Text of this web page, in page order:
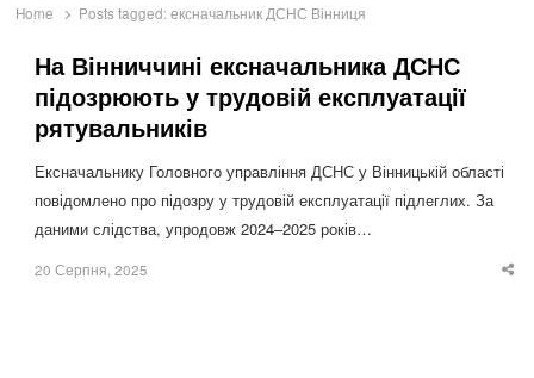
Home Posts tagged:ексначальник ДСНС Вінниця
На Вінниччині ексначальника ДСНС
підозрюють у трудовій експлуатації
рятувальників
Ексначальнику Головного управління ДСНС у Вінницькій області
повідомлено про підозру у трудовій експлуатації підлеглих. За
даними слідства, упродовж 2024–2025 років…
20 Серпня, 2025